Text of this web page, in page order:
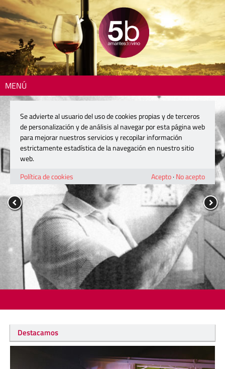
MENÚ
Destacamos
Se advierte al usuario del uso de cookies propias y de terceros
de personalización y de análisis al navegar por esta página web
para mejorar nuestros servicios y recopilar información
estrictamente estadística de la navegación en nuestro sitio
web.
Política de cookies
Acepto· No acepto